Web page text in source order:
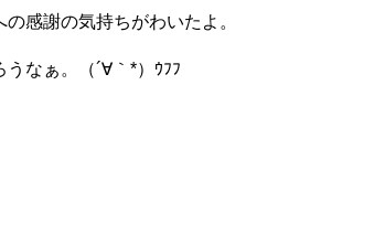
感謝の気持ちがわいたよ。
なぁ。（´∀｀*）ｳﾌﾌ